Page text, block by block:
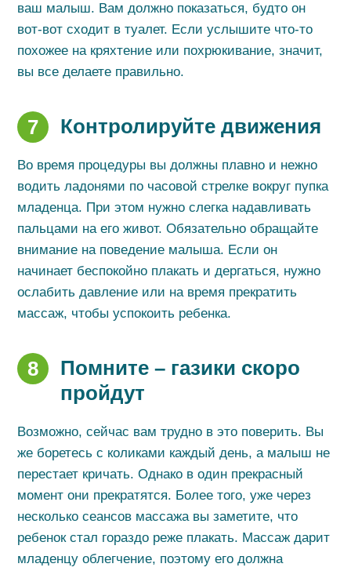
ваш малыш. Вам должно показаться, будто он
вот-вот сходит в туалет. Если услышите что-то
похожее на кряхтение или похрюкивание, значит,
вы все делаете правильно.
7 Контролируйте движения
Во время процедуры вы должны плавно и нежно
водить ладонями по часовой стрелке вокруг пупка
младенца. При этом нужно слегка надавливать
пальцами на его живот. Обязательно обращайте
внимание на поведение малыша. Если он
начинает беспокойно плакать и дергаться, нужно
ослабить давление или на время прекратить
массаж, чтобы успокоить ребенка.
8
Помните – газики скоро
пройдут
Возможно, сейчас вам трудно в это поверить. Вы
же боретесь с коликами каждый день, а малыш не
перестает кричать. Однако в один прекрасный
момент они прекратятся. Более того, уже через
несколько сеансов массажа вы заметите, что
ребенок стал гораздо реже плакать. Массаж дарит
младенцу облегчение, поэтому его должна